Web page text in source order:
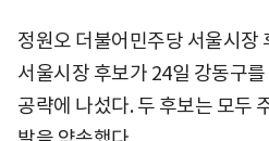
정원오 더불어민주당 서울시장
서울시장 후보가 24일 강동구
공략에 나섰다. 두 후보는 모두